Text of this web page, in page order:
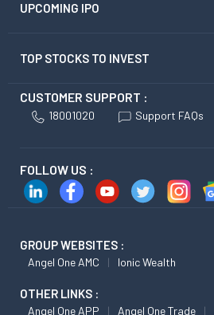
UPCOMING IPO
TOP STOCKS TO INVEST
CUSTOMER SUPPORT :
18001020 Support FAQs
FOLLOW US :
GROUP WEBSITES :
Angel One AMC Ionic Wealth
OTHER LINKS :
Angel One APP Angel One Trade